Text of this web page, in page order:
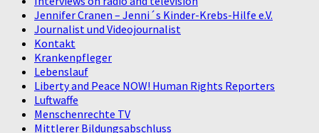
Jennifer Cranen – Jenni´s Kinder-Krebs-Hilfe e.V.
Journalist und Videojournalist
Kontakt
Krankenpfleger
Lebenslauf
Liberty and Peace NOW! Human Rights Reporters
Luftwaffe
Menschenrechte TV
Mittlerer Bildungsabschluss